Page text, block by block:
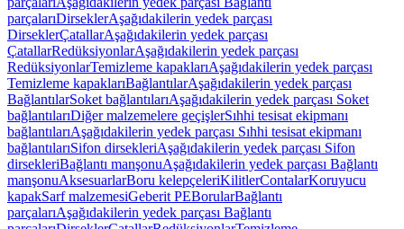
parçalarıDirseklerAşağıdakilerin yedek parçası
DirseklerÇatallarAşağıdakilerin yedek parçası
ÇatallarRedüksiyonlarAşağıdakilerin yedek parçası
RedüksiyonlarTemizleme kapaklarıAşağıdakilerin yedek parçası
Temizleme kapaklarıBağlantılarAşağıdakilerin yedek parçası
BağlantılarSoket bağlantılarıAşağıdakilerin yedek parçası Soket
bağlantılarıDiğer malzemelere geçişlerSıhhi tesisat ekipmanı
bağlantılarıAşağıdakilerin yedek parçası Sıhhi tesisat ekipmanı
bağlantılarıSifon dirsekleriAşağıdakilerin yedek parçası Sifon
dirsekleriBağlantı manşonuAşağıdakilerin yedek parçası Bağlantı
manşonuAksesuarlarBoru kelepçeleriKilitlerContalarKoruyucu
kapakSarf malzemesiGeberit PEBorularBağlantı
parçalarıAşağıdakilerin yedek parçası Bağlantı